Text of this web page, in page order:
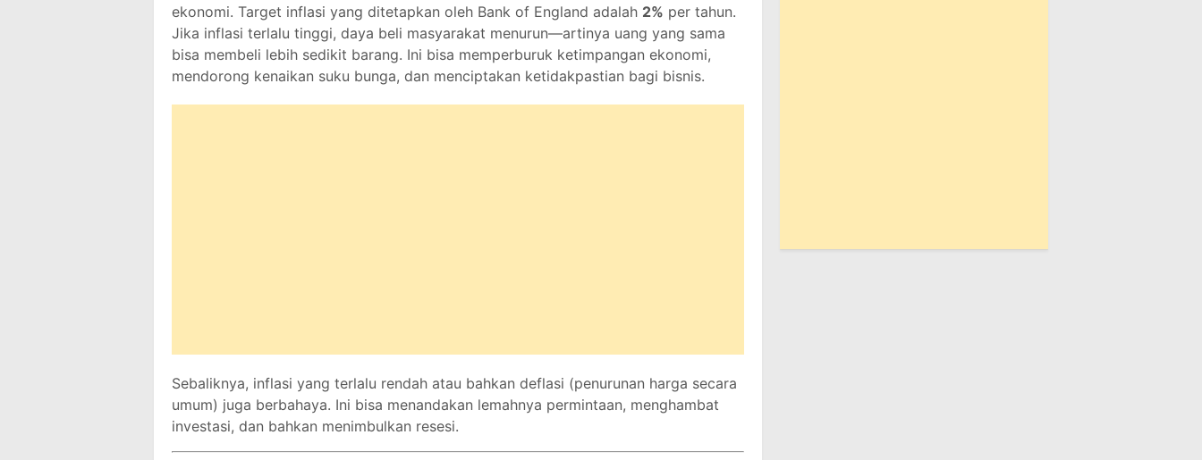
ekonomi. Target inflasi yang ditetapkan oleh Bank of England adalah 2% per tahun.
Jika inflasi terlalu tinggi, daya beli masyarakat menurun—artinya uang yang sama
bisa membeli lebih sedikit barang. Ini bisa memperburuk ketimpangan ekonomi,
mendorong kenaikan suku bunga, dan menciptakan ketidakpastian bagi bisnis.
Sebaliknya, inflasi yang terlalu rendah atau bahkan deflasi (penurunan harga secara
umum) juga berbahaya. Ini bisa menandakan lemahnya permintaan, menghambat
investasi, dan bahkan menimbulkan resesi.